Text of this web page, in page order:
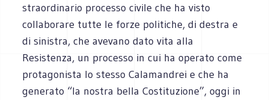
straordinario processo civile che ha visto
collaborare tutte le forze politiche, di destra e
di sinistra, che avevano dato vita alla
Resistenza, un processo in cui ha operato come
protagonista lo stesso Calamandrei e che ha
generato “la nostra bella Costituzione”, oggi in